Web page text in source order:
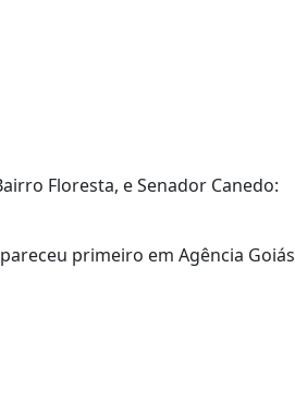
Floresta, e Senador Canedo:
primeiro em Agência Goiás